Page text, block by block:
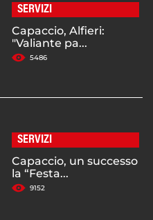
SERVIZI
Capaccio, Alfieri:
"Valiante pa...
5486
SERVIZI
Capaccio, un successo
la “Festa...
9152